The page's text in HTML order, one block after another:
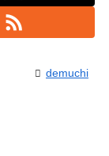
demuchi